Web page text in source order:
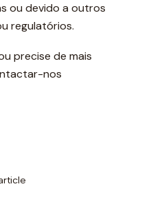
ou devido a outros
regulatórios.
precise de mais
nos